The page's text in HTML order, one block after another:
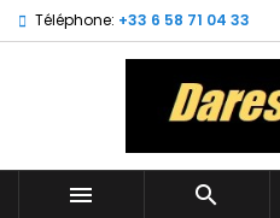
Téléphone: +33 6 58 71 04 33
 
My wishlists
Create new list
Créer une liste
Nom de la liste d'envies
Connexion
Vous devez être